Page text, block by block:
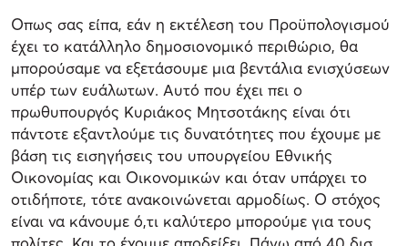
Οπως σας είπα, εάν η εκτέλεση του Προϋπολογισμού
έχει το κατάλληλο δημοσιονομικό περιθώριο, θα
μπορούσαμε να εξετάσουμε μια βεντάλια ενισχύσεων
υπέρ των ευάλωτων. Αυτό που έχει πει ο
πρωθυπουργός Κυριάκος Μητσοτάκης είναι ότι
πάντοτε εξαντλούμε τις δυνατότητες που έχουμε με
βάση τις εισηγήσεις του υπουργείου Εθνικής
Οικονομίας και Οικονομικών και όταν υπάρχει το
οτιδήποτε, τότε ανακοινώνεται αρμοδίως. Ο στόχος
είναι να κάνουμε ό,τι καλύτερο μπορούμε για τους